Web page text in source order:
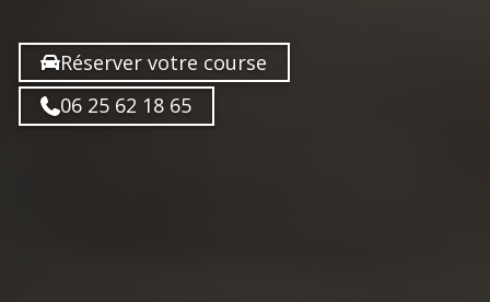
Réserver votre course
06 25 62 18 65